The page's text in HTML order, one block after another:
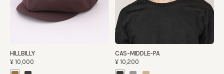
HILLBILLY
¥10,000
CAS-MIDDLE-PA
¥10,200